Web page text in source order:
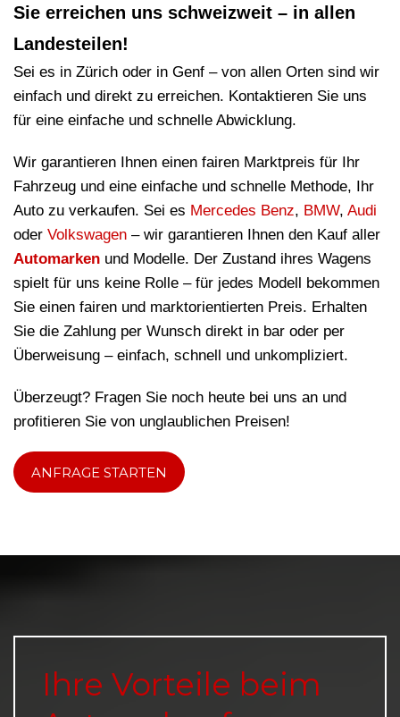
Sie erreichen uns schweizweit – in allen
Landesteilen!
Sei es in Zürich oder in Genf – von allen Orten sind wir
einfach und direkt zu erreichen. Kontaktieren Sie uns
für eine einfache und schnelle Abwicklung.
Wir garantieren Ihnen einen fairen Marktpreis für Ihr
Fahrzeug und eine einfache und schnelle Methode, Ihr
Auto zu verkaufen. Sei es Mercedes Benz, BMW, Audi
oder Volkswagen – wir garantieren Ihnen den Kauf aller
Automarken und Modelle. Der Zustand ihres Wagens
spielt für uns keine Rolle – für jedes Modell bekommen
Sie einen fairen und marktorientierten Preis. Erhalten
Sie die Zahlung per Wunsch direkt in bar oder per
Überweisung – einfach, schnell und unkompliziert.
Überzeugt? Fragen Sie noch heute bei uns an und
profitieren Sie von unglaublichen Preisen!
ANFRAGE STARTEN
Ihre Vorteile beim